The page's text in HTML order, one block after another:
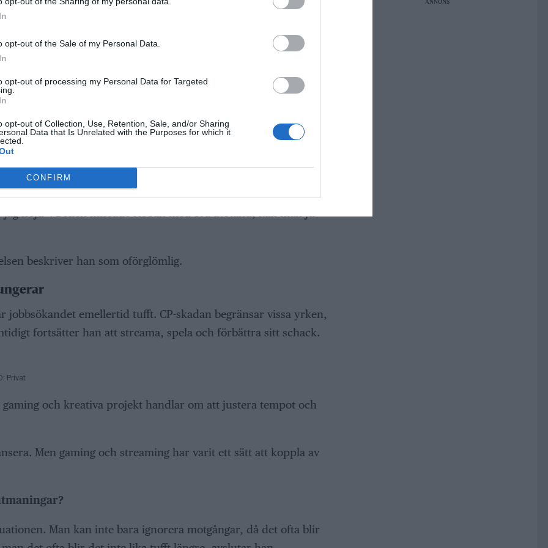
opt-out of the Sale of my Personal Data.
opt-out of processing my Personal Data for Targeted
opt-out of Collection, Use, Retention, Sale, and/or Sharing
Data that Is Unrelated with the Purposes for which it
CONFIRM
på ett långvarigt engagemang.
och långa schackkvällar. Twitch blev hemmaplan, även om
gör det är väldigt schyssta och det är bra stämning, säger
”Helful pictures” och plötsligt stod dörrarna
som sålde flest biljetter.
nöjd”. Bollen missade ribban med bra avstånd, kan man ju
beskriver han som oförglömlig.
emellertid tufft. CP-skadan begränsar vissa yrken,
fortsätter han att streama, spela och förbättra sitt schack.
Privat
och kreativa projekt handlar om att justera tempot och
Men gaming och streaming har varit ett sätt att koppla av
Man kan inte bara ignorera motgångar, då det ofta blir
ANNONS